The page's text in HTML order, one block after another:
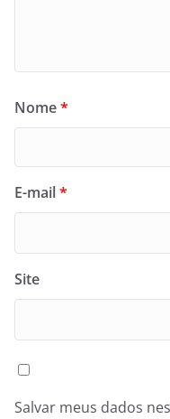
Nome*
E-mail*
Site
Salvar meus dados